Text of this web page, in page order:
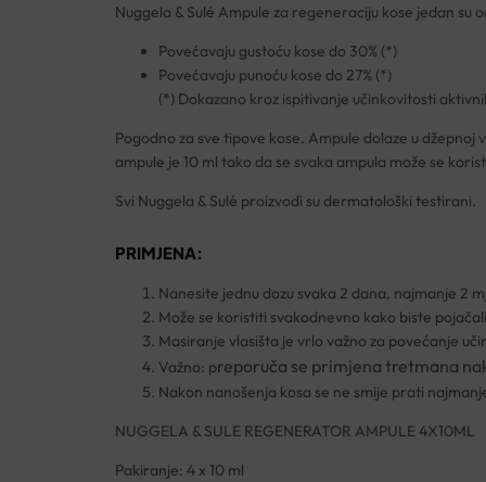
Nuggela & Sulé Ampule za regeneraciju kose jedan
Povećavaju gustoću kose do 30% (*)
Povećavaju punoću kose do 27% (*)
(*) Dokazano kroz ispitivanje učinkovitosti
Pogodno za sve tipove kose. Ampule dolaze u
ampule je 10 ml tako da se svaka ampula može se
Svi Nuggela & Sulé proizvodi su dermatološki testirani.
PRIMJENA:
Nanesite jednu dozu svaka 2 dana, najmanje 2
Može se koristiti svakodnevno kako biste
Masiranje vlasišta je vrlo važno za povećanje
Važno: preporuča se primjena tretmana
Nakon nanošenja kosa se ne smije prati
NUGGELA & SULE REGENERATOR AMPULE 4X10ML
Pakiranje: 4 x 10 ml